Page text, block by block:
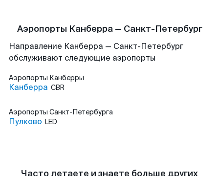
Аэропорты Канберра — Санкт-Петербург
Направление Канберра — Санкт-Петербург
обслуживают следующие аэропорты
Аэропорты Канберры
Канберра CBR
Аэропорты Санкт-Петербурга
Пулково LED
Часто летаете и знаете больше других